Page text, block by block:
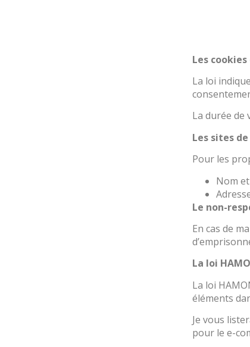
Les
La loi
La durée de
Les sites
Pour les
Nom
Le non-
En cas de
La loi
La loi
éléments
Je vous
pour le e-